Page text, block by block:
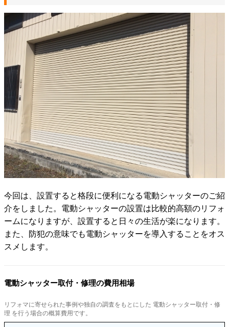
今回は、設置すると格段に便利になる電動シャッターのご紹
介をしました。電動シャッターの設置は比較的高額のリフォ
ームになりますが、設置すると日々の生活が楽になります。
また、防犯の意味でも電動シャッターを導入することをオス
スメします。
電動シャッター取付・修理の費用相場
リフォマに寄せられた事例や独自の調査をもとにした 電動シャッター取付・修
理 を行う場合の概算費用です。